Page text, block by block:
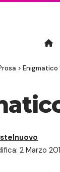
> Enigmatico
2 Marzo